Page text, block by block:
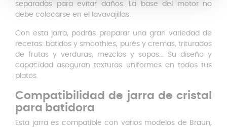
separadas para evitar daños. La base del motor no
debe colocarse en el lavavajillas.
Con esta jarra, podrás preparar una gran variedad de
recetas: batidos y smoothies, purés y cremas, triturados
de frutas y verduras, mezclas y sopas... Su diseño y
capacidad aseguran texturas uniformes en todos tus
platos.
Compatibilidad de jarra de cristal
para batidora
Esta jarra es compatible con varios modelos de Braun,